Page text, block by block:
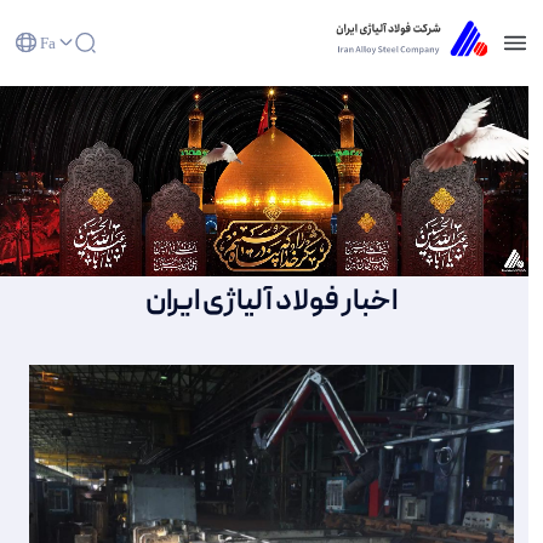
Fa
صفحه نخست - شرکت فولاد آلیاژی ایران(سهامی
عام)
اخبار فولاد آلیاژی ایران